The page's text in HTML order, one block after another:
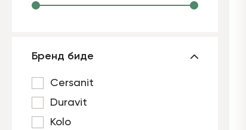
Бренд биде
Cersanit
Duravit
Kolo